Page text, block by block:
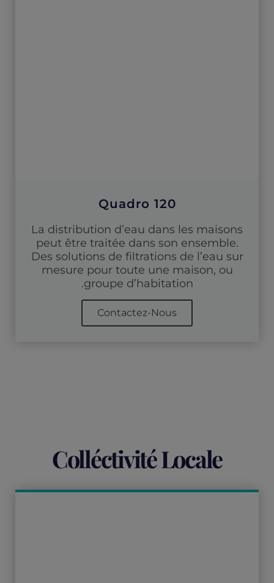
Quadro 120
La distribution d’eau dans les maisons
peut être traitée dans son ensemble.
Des solutions de filtrations de l’eau sur
mesure pour toute une maison, ou
groupe d’habitation.
Contactez-Nous
Colléctivité Locale